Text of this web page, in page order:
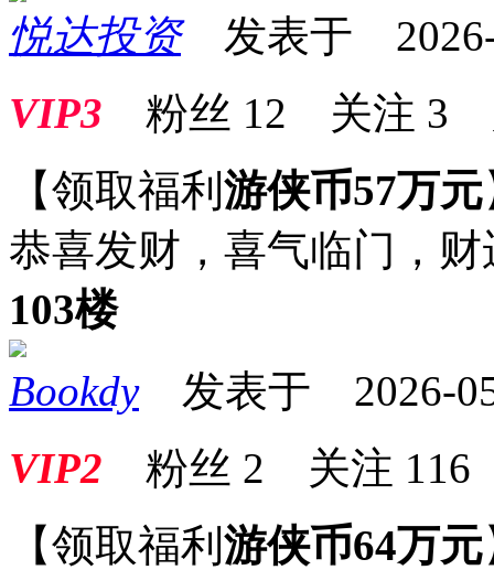
悦达投资发表于 2026-
VIP3 粉丝 12 关注 3
【领取福利 游侠币57万元
恭喜发财，喜气临门，财
103楼
Bookdy发表于 2026-
VIP2 粉丝 2 关注 116
【领取福利 游侠币64万元